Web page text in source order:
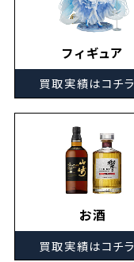
フィギュア
買取実績はコチラ
お酒
買取実績はコチラ